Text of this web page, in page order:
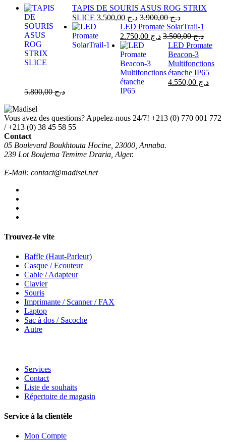
TAPIS DE SOURIS ASUS ROG STRIX
SLICE
د.ج د.ج3.900,00
LED Promate SolarTrail-1
د.ج
د.ج3.500,00
LED Promate
Beacon-3
Multifonctions
étanche IP65
د.ج
د.ج5.800,00
Vous avez des questions? Appelez-nous 24/7! +213 (0) 770 001 772
/ +213 (0) 38 45 58 55
Contact
05 Boulevard Boukhtouta Hocine, 23000, Annaba.
239 Lot Boujema Temime Draria, Alger.
E-Mail: contact@madisel.net
Trouvez-le vite
Baffle (Haut-Parleur)
Casque / Ecouteur
Cable / Adapteur
Clavier
Souris
Imprimante / Scanner / FAX
Laptop
Sac à dos / Sacoche
Autre
Services
Contact
Liste de souhaits
Répertoire de magasin
Service à la clientèle
Mon Compte